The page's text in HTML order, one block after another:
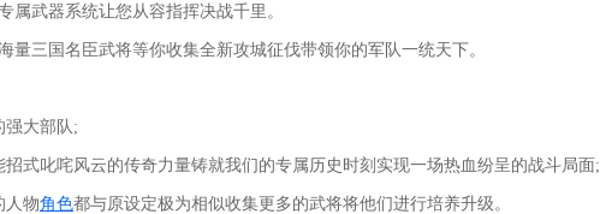
属武器系统让您从容指挥决战千里。
量三国名臣武将等你收集全新攻城征伐带领你的军队一统天下。
强大部队;
式叱咤风云的传奇力量铸就我们的专属历史时刻实现一场热血纷呈的战斗局面;
人物角色都与原设定极为相似收集更多的武将将他们进行培养升级。